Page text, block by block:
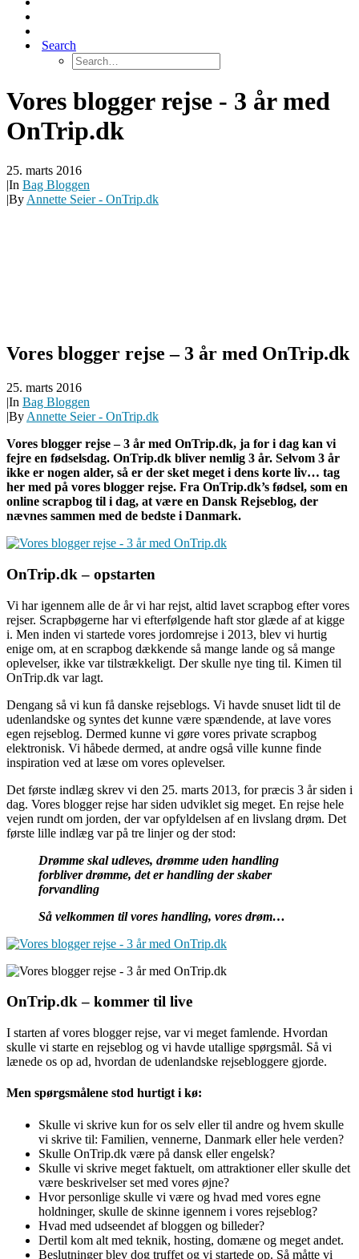
Search
Vores blogger rejse - 3 år med
OnTrip.dk
25. marts 2016
|In Bag Bloggen
|By Annette Seier - OnTrip.dk
Vores blogger rejse – 3 år med OnTrip.dk
25. marts 2016
|In Bag Bloggen
|By Annette Seier - OnTrip.dk
Vores blogger rejse – 3 år med OnTrip.dk, ja for i dag kan vi
fejre en fødselsdag. OnTrip.dk bliver nemlig 3 år. Selvom 3 år
ikke er nogen alder, så er der sket meget i dens korte liv… tag
her med på vores blogger rejse. Fra OnTrip.dk’s fødsel, som en
online scrapbog til i dag, at være en Dansk Rejseblog, der
nævnes sammen med de bedste i Danmark.
OnTrip.dk – opstarten
Vi har igennem alle de år vi har rejst, altid lavet scrapbog efter vores
rejser. Scrapbøgerne har vi efterfølgende haft stor glæde af at kigge
i. Men inden vi startede vores jordomrejse i 2013, blev vi hurtig
enige om, at en scrapbog dækkende så mange lande og så mange
oplevelser, ikke var tilstrækkeligt. Der skulle nye ting til. Kimen til
OnTrip.dk var lagt.
Dengang så vi kun få danske rejseblogs. Vi havde snuset lidt til de
udenlandske og syntes det kunne være spændende, at lave vores
egen rejseblog. Dermed kunne vi gøre vores private scrapbog
elektronisk. Vi håbede dermed, at andre også ville kunne finde
inspiration ved at læse om vores oplevelser.
Det første indlæg skrev vi den 25. marts 2013, for præcis 3 år siden i
dag. Vores blogger rejse har siden udviklet sig meget. En rejse hele
vejen rundt om jorden, der var opfyldelsen af en livslang drøm. Det
første lille indlæg var på tre linjer og der stod:
Drømme skal udleves, drømme uden handling
forbliver drømme, det er handling der skaber
forvandling
Så velkommen til vores handling, vores drøm…
OnTrip.dk – kommer til live
I starten af vores blogger rejse, var vi meget famlende. Hvordan
skulle vi starte en rejseblog og vi havde utallige spørgsmål. Så vi
lænede os op ad, hvordan de udenlandske rejsebloggere gjorde.
Men spørgsmålene stod hurtigt i kø:
Skulle vi skrive kun for os selv eller til andre og hvem skulle
vi skrive til: Familien, vennerne, Danmark eller hele verden?
Skulle OnTrip.dk være på dansk eller engelsk?
Skulle vi skrive meget faktuelt, om attraktioner eller skulle det
være beskrivelser set med vores øjne?
Hvor personlige skulle vi være og hvad med vores egne
holdninger, skulle de skinne igennem i vores rejseblog?
Hvad med udseendet af bloggen og billeder?
Dertil kom alt med teknik, hosting, domæne og meget andet.
Beslutninger blev dog truffet og vi startede op. Så måtte vi